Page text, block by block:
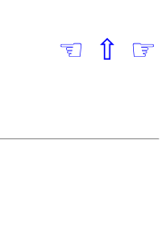
☜ ⇧ ☞